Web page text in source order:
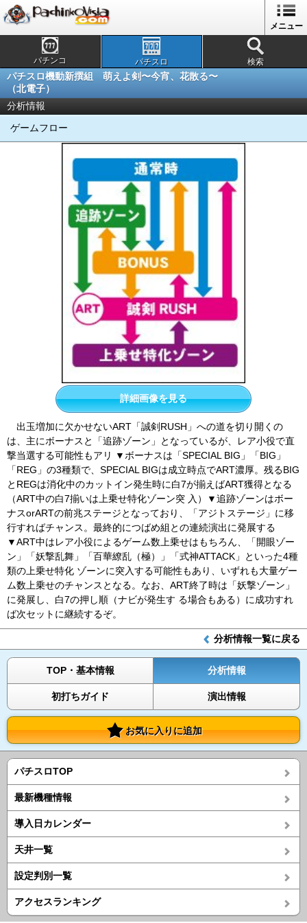
メニュー
パチンコ パチスロ 検索
パチスロ機動新撰組 萌えよ剣〜今宵、花散る〜
（北電子）
分析情報
ゲームフロー
詳細画像を見る
出玉増加に欠かせないART「誠剣RUSH」への道を切り開くの
は、主にボーナスと「追跡ゾーン」となっているが、レア小役で直
撃当選する可能性もアリ ▼ボーナスは「SPECIAL BIG」「BIG」
「REG」の3種類で、SPECIAL BIGは成立時点でART濃厚。残るBIG
とREGは消化中のカットイン発生時に白7が揃えばART獲得となる
（ART中の白7揃いは上乗せ特化ゾーン突 入）▼追跡ゾーンはボー
ナスorARTの前兆ステージとなっており、「アジトステージ」に移
行すればチャンス。最終的につばめ組との連続演出に発展する
▼ART中はレア小役によるゲーム数上乗せはもちろん、「開眼ゾー
ン」「妖撃乱舞」「百華繚乱（極）」「式神ATTACK」といった4種
類の上乗せ特化 ゾーンに突入する可能性もあり、いずれも大量ゲー
ム数上乗せのチャンスとなる。なお、ART終了時は「妖撃ゾーン」
に発展し、白7の押し順（ナビが発生す る場合もある）に成功すれ
ば次セットに継続するぞ。
分析情報一覧に戻る
TOP・基本情報 分析情報
初打ちガイド 演出情報
お気に入りに追加
パチスロTOP
最新機種情報
導入日カレンダー
天井一覧
設定判別一覧
アクセスランキング